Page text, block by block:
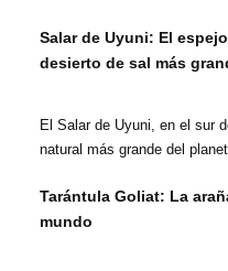
Salar de Uyuni: El
desierto de sal más
El Salar de Uyuni, en el sur
natural más grande del
Tarántula Goliat: La
mundo